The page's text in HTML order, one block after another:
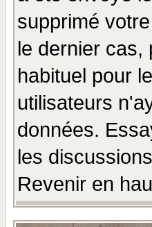
supprimé
le dernier cas,
habituel pour
utilisateurs
données.
les
Revenir en